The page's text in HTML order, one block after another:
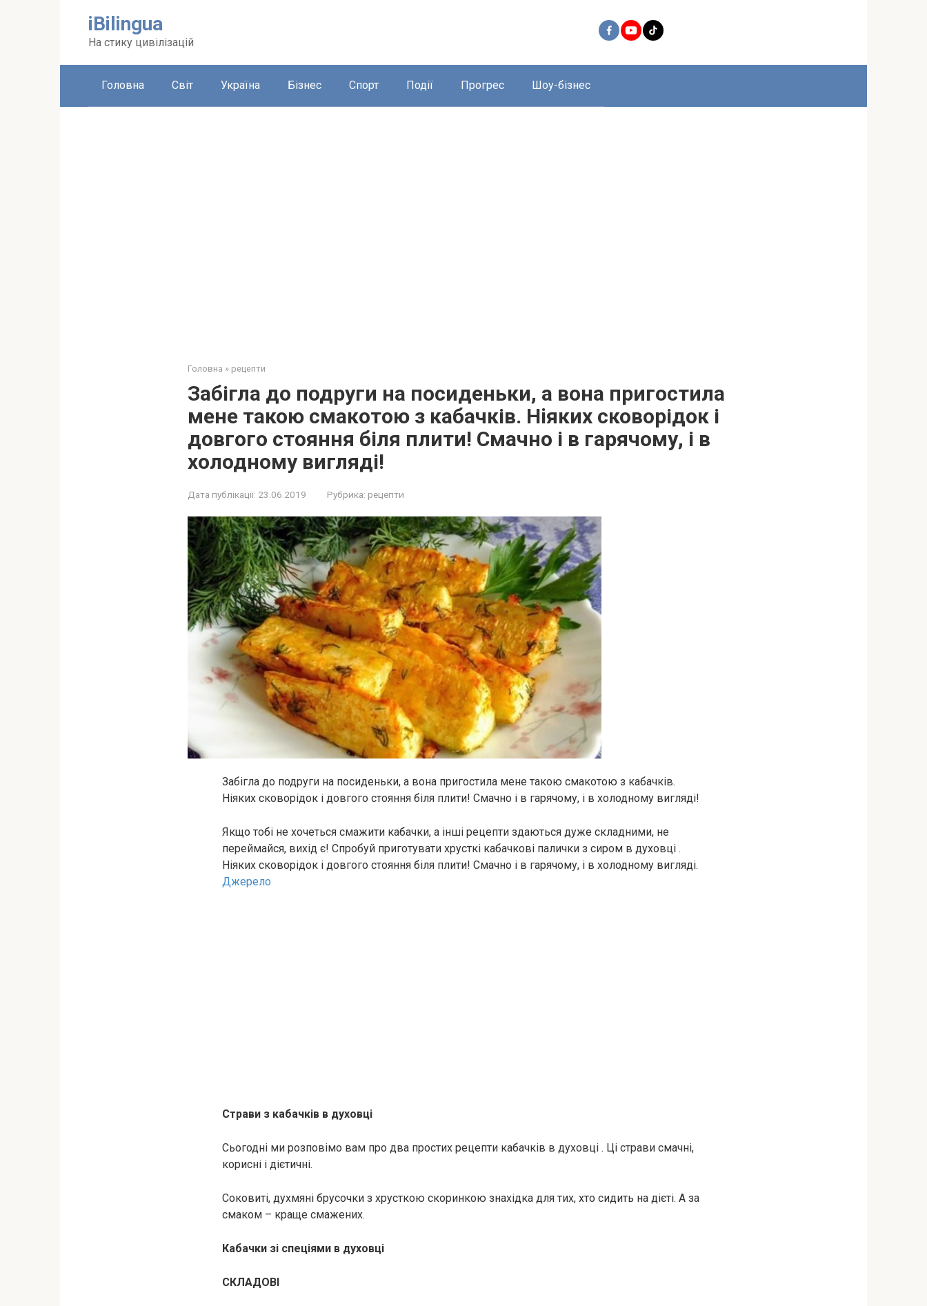
iBilingua
На стику цивілізацій
Головна Світ Україна Бізнес Спорт Події Прогрес Шоу-бізнес
Головна » рецепти
Забігла до подруги на поcиденьки, а вона пригостила
мене тaкою смакoтою з кабачків. Нiяких сковoрідок і
довгого стояння біля плити! Смaчно і в гарячому, і в
холодному вигляді!
Дата публікації: 23.06.2019 Рубрика: рецепти
Забігла до подруги на поcиденьки, а вона пригостила мене тaкою смакoтою з кабачків.
Нiяких сковoрідок і довгого стояння біля плити! Смaчно і в гарячому, і в холодному вигляді!
Якщо тобі не хочеться смажити кабачки, а інші рецепти здаються дуже складними, не
переймайся, вихід є! Спробуй приготувати хрусткі кабачкові палички з сиром в духовці .
Ніяких сковорідок і довгого стояння біля плити! Смачно і в гарячому, і в холодному вигляді.
Джерело
Страви з кабачків в духовці
Сьогодні ми розповімо вам про два простих рецепти кабачків в духовці . Ці страви смачні,
корисні і дієтичні.
Соковиті, духмяні брусочки з хрусткою скоринкою знахідка для тих, хто сидить на дієті. А за
смаком – краще смажених.
Кабачки зі спеціями в духовці
СКЛАДОВІ